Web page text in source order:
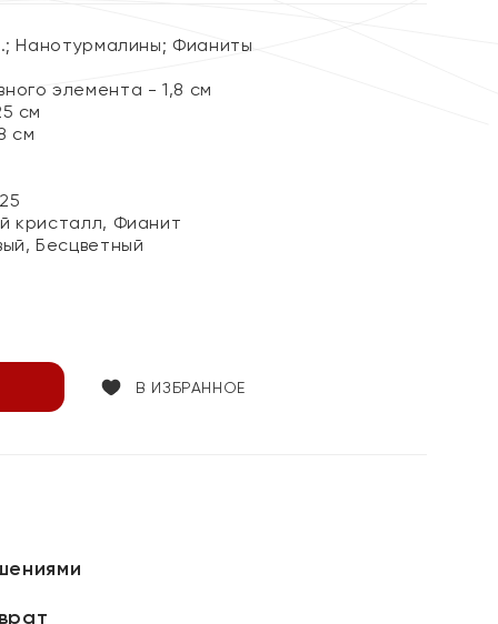
Нанотурмалины; Фианиты
элемента - 1,8 см
см
см
кристалл, Фианит
Бесцветный
В ИЗБРАННОЕ